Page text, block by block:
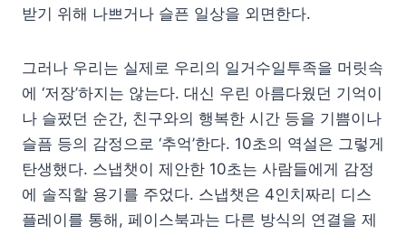
받기 위해 나쁘거나 슬픈 일상을 외면한다.
그러나 우리는 실제로 우리의 일거수일투족을 머릿속
에 ‘저장’하지는 않는다. 대신 우린 아름다웠던 기억이
나 슬펐던 순간, 친구와의 행복한 시간 등을 기쁨이나
슬픔 등의 감정으로 ‘추억’한다. 10초의 역설은 그렇게
탄생했다. 스냅챗이 제안한 10초는 사람들에게 감정
에 솔직할 용기를 주었다. 스냅챗은 4인치짜리 디스
플레이를 통해, 페이스북과는 다른 방식의 연결을 제